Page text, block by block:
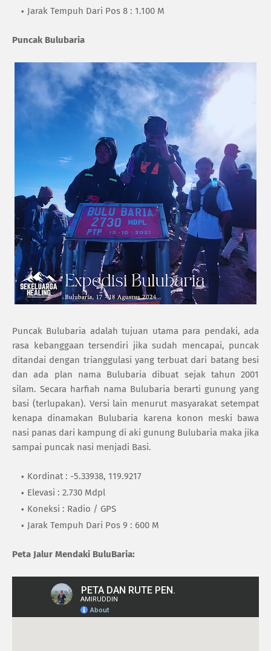
Jarak Tempuh Dari Pos 8 : 1.100 M
Puncak Bulubaria
Puncak Bulubaria adalah tujuan utama para pendaki, ada
rasa kebanggaan tersendiri jika sudah mencapai, puncak
ditandai dengan trianggulasi yang terbuat dari batang besi
dan ada plan nama Bulubaria dibuat sejak tahun 2001
silam. Secara harfiah nama Bulubaria berarti gunung yang
basi (terlupakan). Versi lain menurut masyarakat setempat
kenapa dinamakan Bulubaria karena konon meski bawa
nasi panas dari kampung di aki gunung Bulubaria maka jika
sampai puncak nasi menjadi Basi.
Kordinat : -5.33938, 119.9217
Elevasi : 2.730 Mdpl
Koneksi : Radio / GPS
Jarak Tempuh Dari Pos 9 : 600 M
Peta Jalur Mendaki BuluBaria: